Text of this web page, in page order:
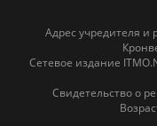
Адрес учредителя и
Сетевое издание
Свидетельство о